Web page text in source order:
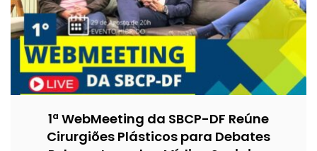
1ª WebMeeting da SBCP-DF Reúne
Cirurgiões Plásticos para Debates